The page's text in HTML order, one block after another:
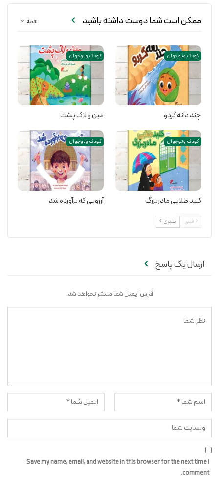
همه ممکن است شما دوست داشته باشید
کودک و نوجوان
چند دانه گردو
کودک و نوجوان
مین و لاک پشت
کودک و نوجوان
کلید طلایی مادربزرگ
کودک و نوجوان
آرزویی که برآورده شد
قبلی بعدی
ارسال یک پاسخ
آدرس ایمیل شما منتشر نخواهد شد.
Save my name, email, and website in this browser for the next time I
comment.